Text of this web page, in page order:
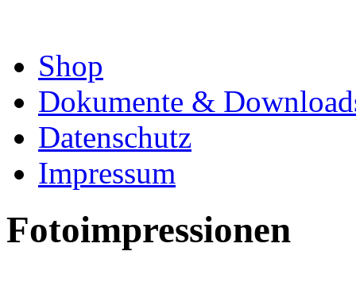
Shop
Dokumente &
Datenschutz
Impressum
Fotoimpressionen